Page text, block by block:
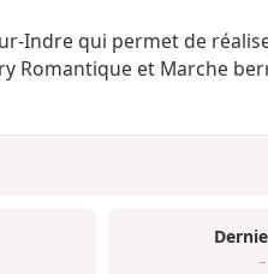
Indre qui permet de
Romantique et Marche
–